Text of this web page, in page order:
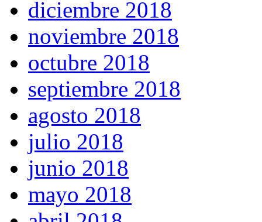
diciembre 2018
noviembre 2018
octubre 2018
septiembre 2018
agosto 2018
julio 2018
junio 2018
mayo 2018